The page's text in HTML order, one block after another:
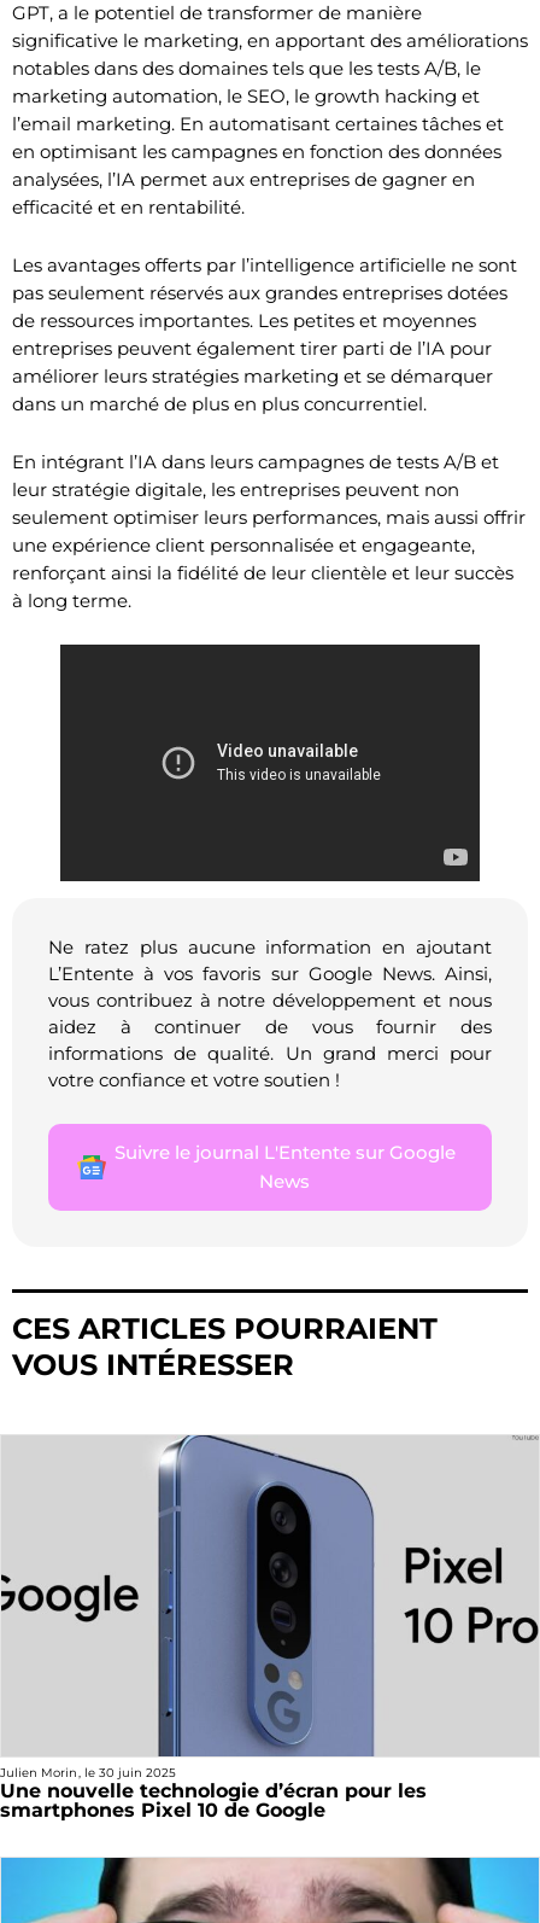
GPT, a le potentiel de transformer de manière
significative le marketing, en apportant des améliorations
notables dans des domaines tels que les tests A/B, le
marketing automation, le SEO, le growth hacking et
l’email marketing. En automatisant certaines tâches et
en optimisant les campagnes en fonction des données
analysées, l’IA permet aux entreprises de gagner en
efficacité et en rentabilité.
Les avantages offerts par l’intelligence artificielle ne sont
pas seulement réservés aux grandes entreprises dotées
de ressources importantes. Les petites et moyennes
entreprises peuvent également tirer parti de l’IA pour
améliorer leurs stratégies marketing et se démarquer
dans un marché de plus en plus concurrentiel.
En intégrant l’IA dans leurs campagnes de tests A/B et
leur stratégie digitale, les entreprises peuvent non
seulement optimiser leurs performances, mais aussi offrir
une expérience client personnalisée et engageante,
renforçant ainsi la fidélité de leur clientèle et leur succès
à long terme.
Ne ratez plus aucune information en ajoutant
L’Entente à vos favoris sur Google News. Ainsi,
vous contribuez à notre développement et nous
aidez à continuer de vous fournir des
informations de qualité. Un grand merci pour
votre confiance et votre soutien !
Suivre le journal L'Entente sur Google
News
CES ARTICLES POURRAIENT
VOUS INTÉRESSER
Julien Morin, le 30 juin 2025
Une nouvelle technologie d’écran pour les
smartphones Pixel 10 de Google